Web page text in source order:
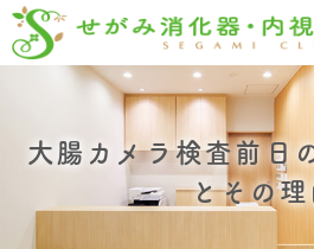
大腸カメラ検査前日
とその理